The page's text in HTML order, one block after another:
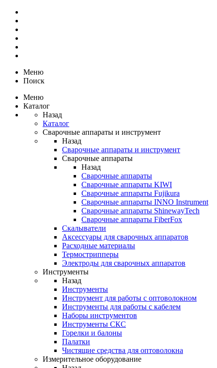
Меню
Поиск
Меню
Каталог
Назад
Каталог
Сварочные аппараты и инструмент
Назад
Сварочные аппараты и инструмент
Сварочные аппараты
Назад
Сварочные аппараты
Сварочные аппараты KIWI
Сварочные аппараты Fujikura
Сварочные аппараты INNO Instrument
Сварочные аппараты ShinewayTech
Cварочные аппараты FiberFox
Скалыватели
Аксессуары для сварочных аппаратов
Расходные материалы
Термострипперы
Электроды для сварочных аппаратов
Инструменты
Назад
Инструменты
Инструмент для работы с оптоволокном
Инструменты для работы с кабелем
Наборы инструментов
Инструменты СКС
Горелки и балоны
Палатки
Чистящие средства для оптоволокна
Измерительное оборудование